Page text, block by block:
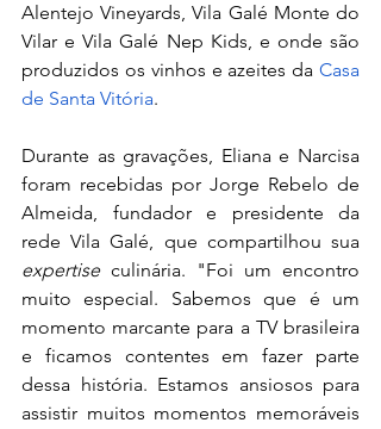
Alentejo Vineyards, Vila Galé Monte do
Vilar e Vila Galé Nep Kids, e onde são
produzidos os vinhos e azeites da Casa
de Santa Vitória.
Durante as gravações, Eliana e Narcisa
foram recebidas por Jorge Rebelo de
Almeida, fundador e presidente da
expertise culinária. "Foi um encontro
muito especial. Sabemos que é um
momento marcante para a TV brasileira
e ficamos contentes em fazer parte
dessa história. Estamos ansiosos para
assistir muitos momentos memoráveis